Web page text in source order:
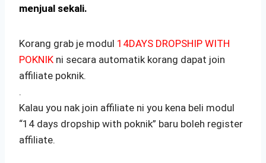
menjual sekali.
Korang grab je modul 14DAYS DROPSHIP WITH
POKNIK ni secara automatik korang dapat join
affiliate poknik.
.
Kalau you nak join affiliate ni you kena beli modul
“14 days dropship with poknik” baru boleh register
affiliate.